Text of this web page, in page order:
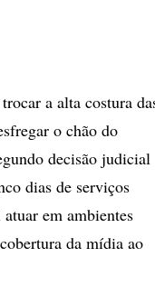
a alta costura
o chão do
decisão judicial
dias de serviços
em ambientes
da mídia ao